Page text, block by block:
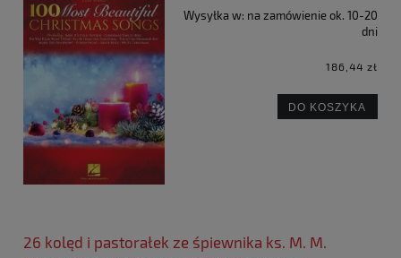
Wysyłka w: na zamówienie ok. 10-20
dni
186,44 zł
DO KOSZYKA
26 kolęd i pastorałek ze śpiewnika ks. M. M.